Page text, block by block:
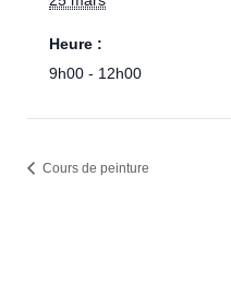
Heure :
9h00 - 12h00
Cours de peinture